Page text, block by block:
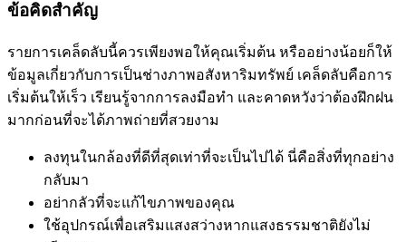
ข้อคิดสำคัญ
รายการเคล็ดลับนี้ควรเพียงพอให้คุณเริ่มต้น หรืออย่างน้อยก็ให้
ข้อมูลเกี่ยวกับการเป็นช่างภาพอสังหาริมทรัพย์ เคล็ดลับคือการ
เริ่มต้นให้เร็ว เรียนรู้จากการลงมือทำ และคาดหวังว่าต้องฝึกฝน
มากก่อนที่จะได้ภาพถ่ายที่สวยงาม
ลงทุนในกล้องที่ดีที่สุดเท่าที่จะเป็นไปได้ นี่คือสิ่งที่ทุกอย่าง
กลับมา
อย่ากลัวที่จะแก้ไขภาพของคุณ
ใช้อุปกรณ์เพื่อเสริมแสงสว่างหากแสงธรรมชาติยังไม่